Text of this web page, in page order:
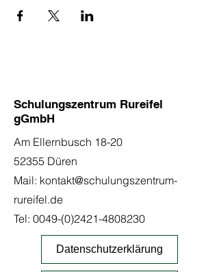
Schulungszentrum Rureifel
gGmbH
Am Ellernbusch 18-20
52355 Düren
Mail: kontakt@schulungszentrum-
rureifel.de
Tel: 0049-(0)2421-4808230
Datenschutzerklärung